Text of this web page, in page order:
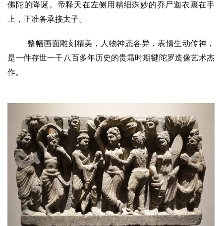
佛陀的降诞。帝释天在左侧用精细殊妙的乔尸迦衣裹在手
上，正准备承接太子。
整幅画面雕刻精美，人物神态各异，表情生动传神，
是一件存世一千八百多年历史的贵霜时期犍陀罗造像艺术杰
作。